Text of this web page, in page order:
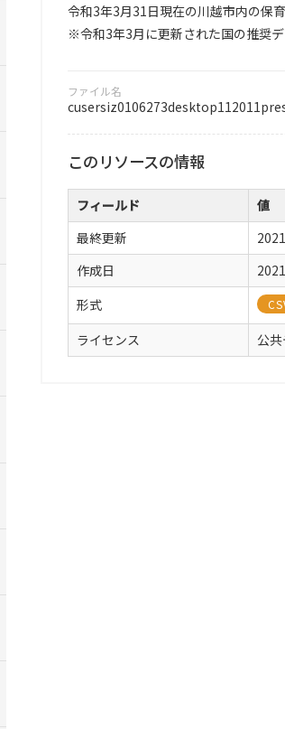
令和3年3月31日現在の川越市内の保
※令和3年3月に更新された国の推奨
ファイル名
このリソースの情報
フィールド
値
最終更新
作成日
形式
ライセンス 公